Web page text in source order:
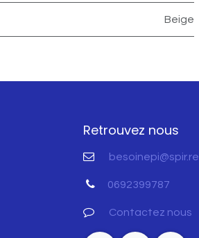
Beige
Retrouvez nous
besoinepi@spir.re
0692399787
Contactez nous